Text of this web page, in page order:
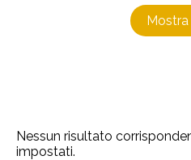
Nessun risultato
impostati.